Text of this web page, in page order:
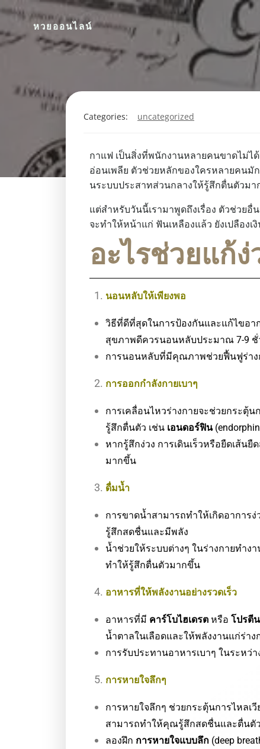
หวยออนไลน์
เปิด
Categories: uncategorized
กาแฟ เป็นสิ่งที่พนักงานหลายคนขาดไม่ได้
อ่อนเพลีย ตัวช่วยหลักของใครหลายคนมั
นระบบประสาทส่วนกลางให้รู้สึกตื่นตัวม
แต่สำหรับวันนี้เรามาพูดถึงเรื่อง ตัวช่วย
จะทำให้หน้าแก่ ฟันเหลืองแล้ว ยังเปลืองเ
อะไรช่วยแก้
นอนหลับให้เพียงพอ
วิธีที่ดีที่สุดในการป้องกันและแก้ไขอา
สุขภาพดีควรนอนหลับประมาณ 7-9
การนอนหลับที่มีคุณภาพช่วยฟื้นฟูร่าง
การออกกำลังกายเบาๆ
การเคลื่อนไหวร่างกายจะช่วยกระตุ้
รู้สึกตื่นตัว เช่น เอนดอร์ฟิน
หากรู้สึกง่วง การเดินเร็วหรือยืดเส้
มากขึ้น
ดื่มน้ำ
การขาดน้ำสามารถทำให้เกิดอาการ
รู้สึกสดชื่นและมีพลัง
น้ำช่วยให้ระบบต่างๆ ในร่างกายทำง
ทำให้รู้สึกตื่นตัวมากขึ้น
อาหารที่ให้พลังงานอย่างรวดเร็ว
อาหารที่มี คาร์โบไฮเดรต หรือ โปรตีน
น้ำตาลในเลือดและให้พลังงานแก่ร่าง
การรับประทานอาหารเบาๆ ในระห
การหายใจลึกๆ
การหายใจลึกๆ ช่วยกระตุ้นการไหลเ
สามารถทำให้คุณรู้สึกสดชื่นและตื่นตัว
ลองฝึก การหายใจแบบลึก (deep